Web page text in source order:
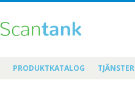
PRODUKTKATALOG TJÄNSTER